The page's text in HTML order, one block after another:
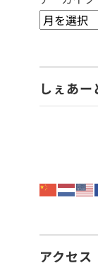
しぇあ
アクセス